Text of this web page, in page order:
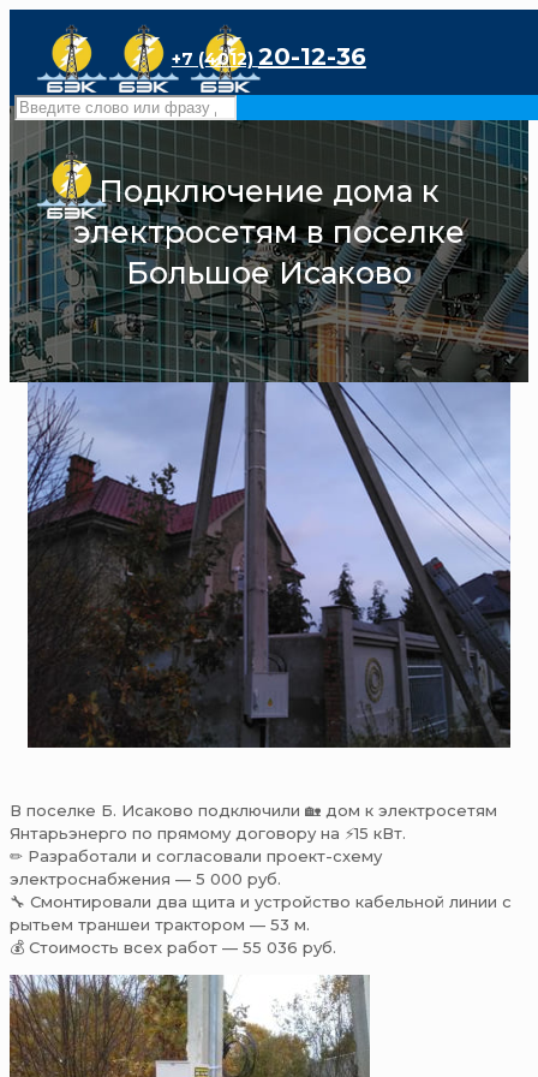
+7 (4012) 20-12-36
Подключение дома к
электросетям в поселке
Большое Исаково
В поселке Б. Исаково подключили 🏡 дом к электросетям
Янтарьэнерго по прямому договору на ⚡15 кВт.
✏ Разработали и согласовали проект-схему
электроснабжения — 5 000 руб.
🔧 Смонтировали два щита и устройство кабельной линии с
рытьем траншеи трактором — 53 м.
💰 Стоимость всех работ — 55 036 руб.